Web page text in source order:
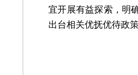
宜开展有益探索，明
出台相关优抚优待政